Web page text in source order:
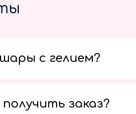
с гелием?
заказ?